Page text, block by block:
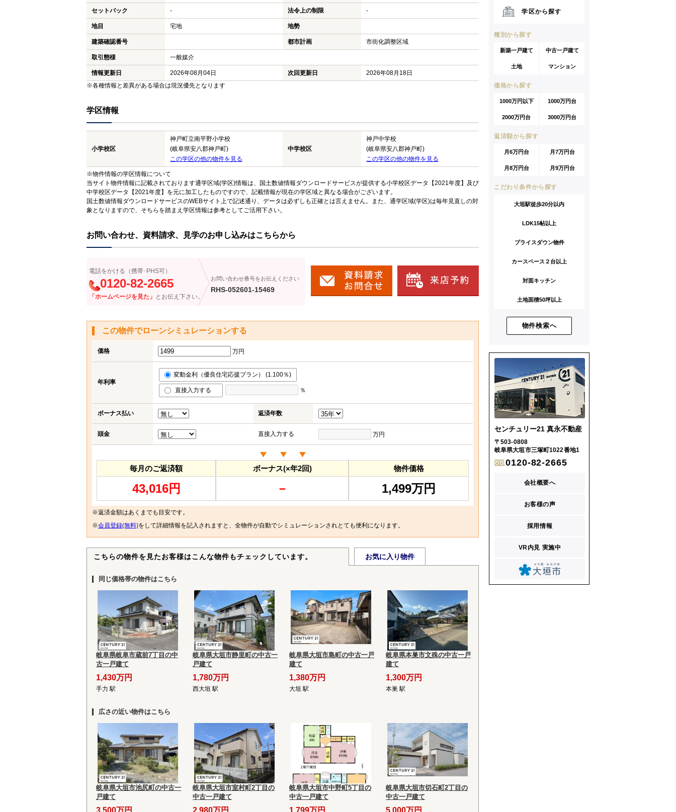
セットバック - 法令上の制限 -
地目 宅地 地勢
建築確認番号 都市計画 市街化調整区域
取引態様 一般媒介
情報更新日 2026年08月04日 次回更新日
2026年08月18日
※各種情報と差異がある場合は現況優先となります
学区情報
小学校区
神戸町立南平野小学校
(岐阜県安八郡神戸町)
この学区の他の物件を見る
中学校区
神戸中学校
(岐阜県安八郡神戸町)
この学区の他の物件を見る
※物件情報の学区情報について
当サイト物件情報に記載されております通学区域(学区)情報は、国土数値情報ダウンロードサービスが提供する小学校区データ【2021年度】及び
中学校区データ【2021年度】を元に加工したものですので、記載情報が現在の学区域と異なる場合がございます。
国土数値情報ダウンロードサービスのWEBサイト上で記述通り、データは必ずしも正確とは言えません。また、通学区域(学区)は毎年見直しの対
象となりますので、そちらを踏まえ学区情報は参考としてご活用下さい。
お問い合わせ、資料請求、見学のお申し込みはこちらから
電話をかける（携帯･PHS可）
0120-82-2665
「ホームページを見た」 とお伝え下さい。
お問い合わせ番号をお伝えください
RHS-052601-15469
この物件でローンシミュレーションする
価格 万円
年利率
変動金利（優良住宅応援プラン） (1.100％)
直接入力する ％
ボーナス払い 返済年数
頭金 直接入力する 万円
毎月のご返済額
43,016円
ボーナス(×年2回)
－
物件価格
1,499万円
※返済金額はあくまでも目安です。
※会員登録(無料)をして詳細情報を記入されますと、全物件が自動でシミュレーションされとても便利になります。
こちらの物件を見たお客様はこんな物件もチェックしています。 お気に入り物件
同じ価格帯の物件はこちら
岐阜県岐阜市蔵前7丁目の中
古一戸建て
1,430万円
手力 駅
岐阜県大垣市静里町の中古一
戸建て
1,780万円
西大垣 駅
岐阜県大垣市島町の中古一戸
建て
1,380万円
大垣 駅
岐阜県本巣市文殊の中古一戸
建て
1,300万円
本巣 駅
広さの近い物件はこちら
岐阜県大垣市池尻町の中古一
戸建て
3,500万円
岐阜県大垣市室村町2丁目の
中古一戸建て
2,980万円
岐阜県大垣市中野町5丁目の
中古一戸建て
1,799万円
岐阜県大垣市切石町2丁目の
中古一戸建て
5,000万円
学区から探す
種別から探す
新築一戸建て 中古一戸建て
土地 マンション
価格から探す
1000万円以下 1000万円台
2000万円台 3000万円台
返済額から探す
月6万円台 月7万円台
月8万円台 月9万円台
こだわり条件から探す
大垣駅徒歩20分以内
LDK15帖以上
プライスダウン物件
カースペース２台以上
対面キッチン
土地面積50坪以上
物件検索へ
センチュリー21 真永不動産
〒503-0808
岐阜県大垣市三塚町1022番地1
0120-82-2665
会社概要へ
お客様の声
採用情報
VR内見 実施中